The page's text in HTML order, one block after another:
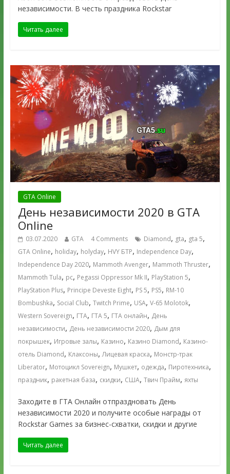
независимости. В честь праздника Rockstar
Читать далее
GTA Online
День независимости 2020 в GTA
Online
03.07.2020 GTA 4 Comments Diamond, gta, gta 5,
GTA Online, holiday, holyday, HVY БТР, Independence Day,
Independence Day 2020, Mammoth Avenger, Mammoth Thruster,
Mammoth Tula, pc, Pegassi Oppressor Mk II, PlayStation 5,
PlayStation Plus, Principe Deveste Eight, PS 5, PS5, RM-10
Bombushka, Social Club, Twitch Prime, USA, V-65 Molotok,
Western Sovereign, ГТА, ГТА 5, ГТА онлайн, День
независимости, День независимости 2020, Дым для
покрышек, Игровые залы, Казино, Казино Diamond, Казино-
отель Diamond, Клаксоны,Лицевая краска, Монстр-трак
Liberator, Мотоцикл Sovereign, Мушкет, одежда, Пиротехника,
праздник, ракетная база, скидки, США, Твич Прайм, яхты
Заходите в ГТА Онлайн отпраздновать День
независимости 2020 и получите особые награды от
Rockstar Games за бизнес-схватки, скидки и другие
Читать далее